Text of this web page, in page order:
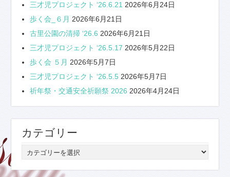
三才児プロジェクト ‘26.6.21 2026年6月24日
歩く会_６月 2026年6月21日
古里公園の清掃 ‘26.6 2026年6月21日
三才児プロジェクト ‘26.5.17 2026年5月22日
歩く会 ５月 2026年5月7日
三才児プロジェクト ‘26.5.5 2026年5月7日
祈年祭・交通安全祈願祭 2026 2026年4月24日
カテゴリー
カ
テ
ゴ